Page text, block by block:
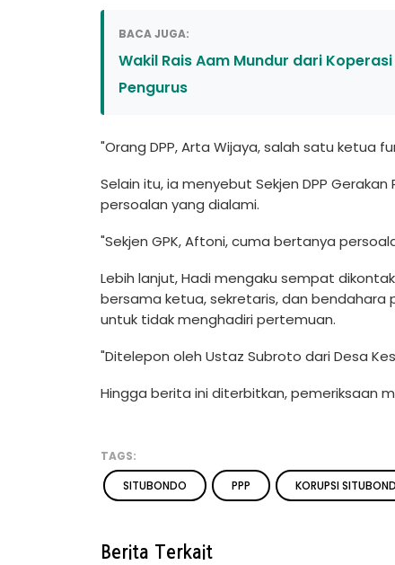
BACA JUGA:
Wakil Rais Aam Mundur dari
Pengurus
"Orang DPP, Arta Wijaya, salah satu ketua
Selain itu, ia menyebut Sekjen DPP
persoalan yang dialami.
"Sekjen GPK, Aftoni, cuma bertanya
Lebih lanjut, Hadi mengaku sempat
bersama ketua, sekretaris, dan bendahara
untuk tidak menghadiri pertemuan.
"Ditelepon oleh Ustaz Subroto dari Desa
Hingga berita ini diterbitkan, pemeriksaan
TAGS:
SITUBONDO
PPP KORUPSI
Berita Terkait